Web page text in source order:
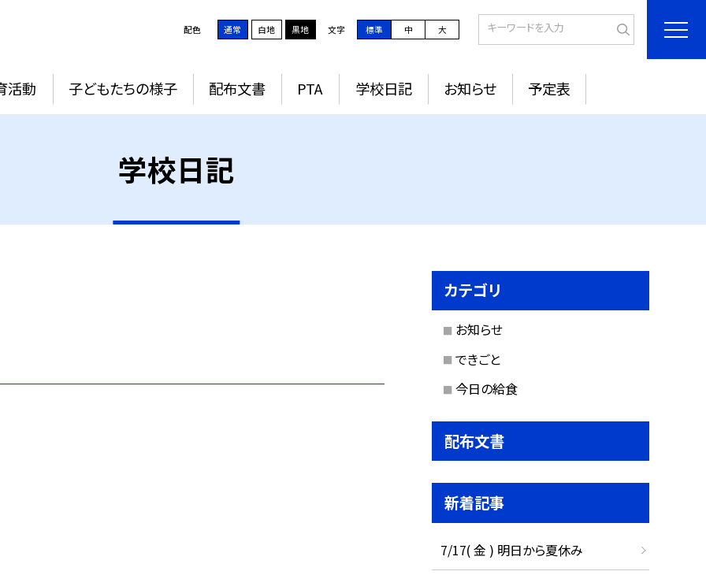
配色 通常 白地 黒地 文字 標準 中 大
活動 子どもたちの様子 配布文書 PTA 学校日記 お知らせ 予定表
学校日記
カテゴリ
お知らせ
できごと
今日の給食
配布文書
新着記事
7/17( 金 ) 明日から夏休み